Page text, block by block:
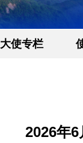
大使专栏
2026年